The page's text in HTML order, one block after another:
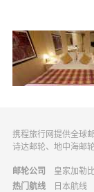
携程旅行网提供全球
诗达邮轮、地中海邮
邮轮公司 皇家加勒
热门航线
日本航线